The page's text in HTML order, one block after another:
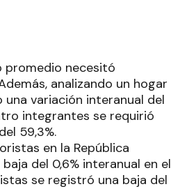
promedio necesitó
analizando un hogar
variación interanual del
integrantes se requirió
59,3%.
en la República
del 0,6% interanual en el
se registró una baja del